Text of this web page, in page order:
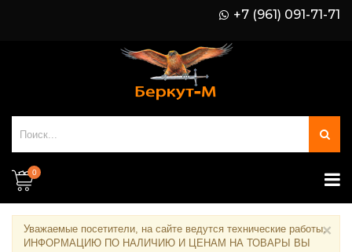
+7 (961) 091-71-71
0
Уважаемые посетители, на сайте ведутся технические работы.
ИНФОРМАЦИЮ ПО НАЛИЧИЮ И ЦЕНАМ НА ТОВАРЫ ВЫ
×